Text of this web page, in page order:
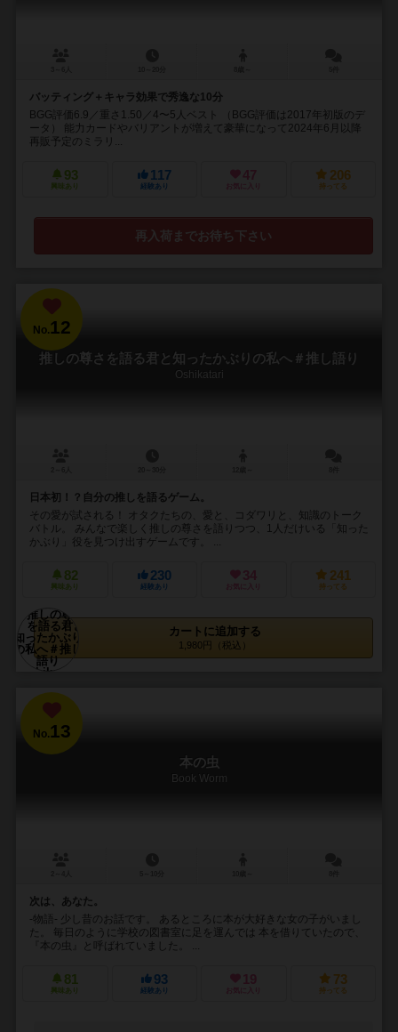
バッティング＋キャラ効果で秀逸な10分
BGG評価6.9／重さ1.50／4〜5人ベスト （BGG評価は2017年初版のデ
ータ） 能力カードやバリアントが増えて豪華になって2024年6月以降
再販予定のミラリ...
93
興味あり
117
経験あり
47
お気に入り
206
持ってる
再入荷までお待ち下さい
No.12
推しの尊さを語る君と知ったかぶりの私へ＃推し語り
Oshikatari
日本初！？自分の推しを語るゲーム。
その愛が試される！ オタクたちの、愛と、コダワリと、知識のトーク
バトル。 みんなで楽しく推しの尊さを語りつつ、1人だけいる「知った
かぶり」役を見つけ出すゲームです。 ...
82
興味あり
230
経験あり
34
お気に入り
241
持ってる
カートに追加する
1,980円（税込）
No.13
本の虫
Book Worm
次は、あなた。
-物語- 少し昔のお話です。 あるところに本が大好きな女の子がいまし
た。 毎日のように学校の図書室に足を運んでは 本を借りていたので、
『本の虫』と呼ばれていました。 ...
81
興味あり
93
経験あり
19
お気に入り
73
持ってる